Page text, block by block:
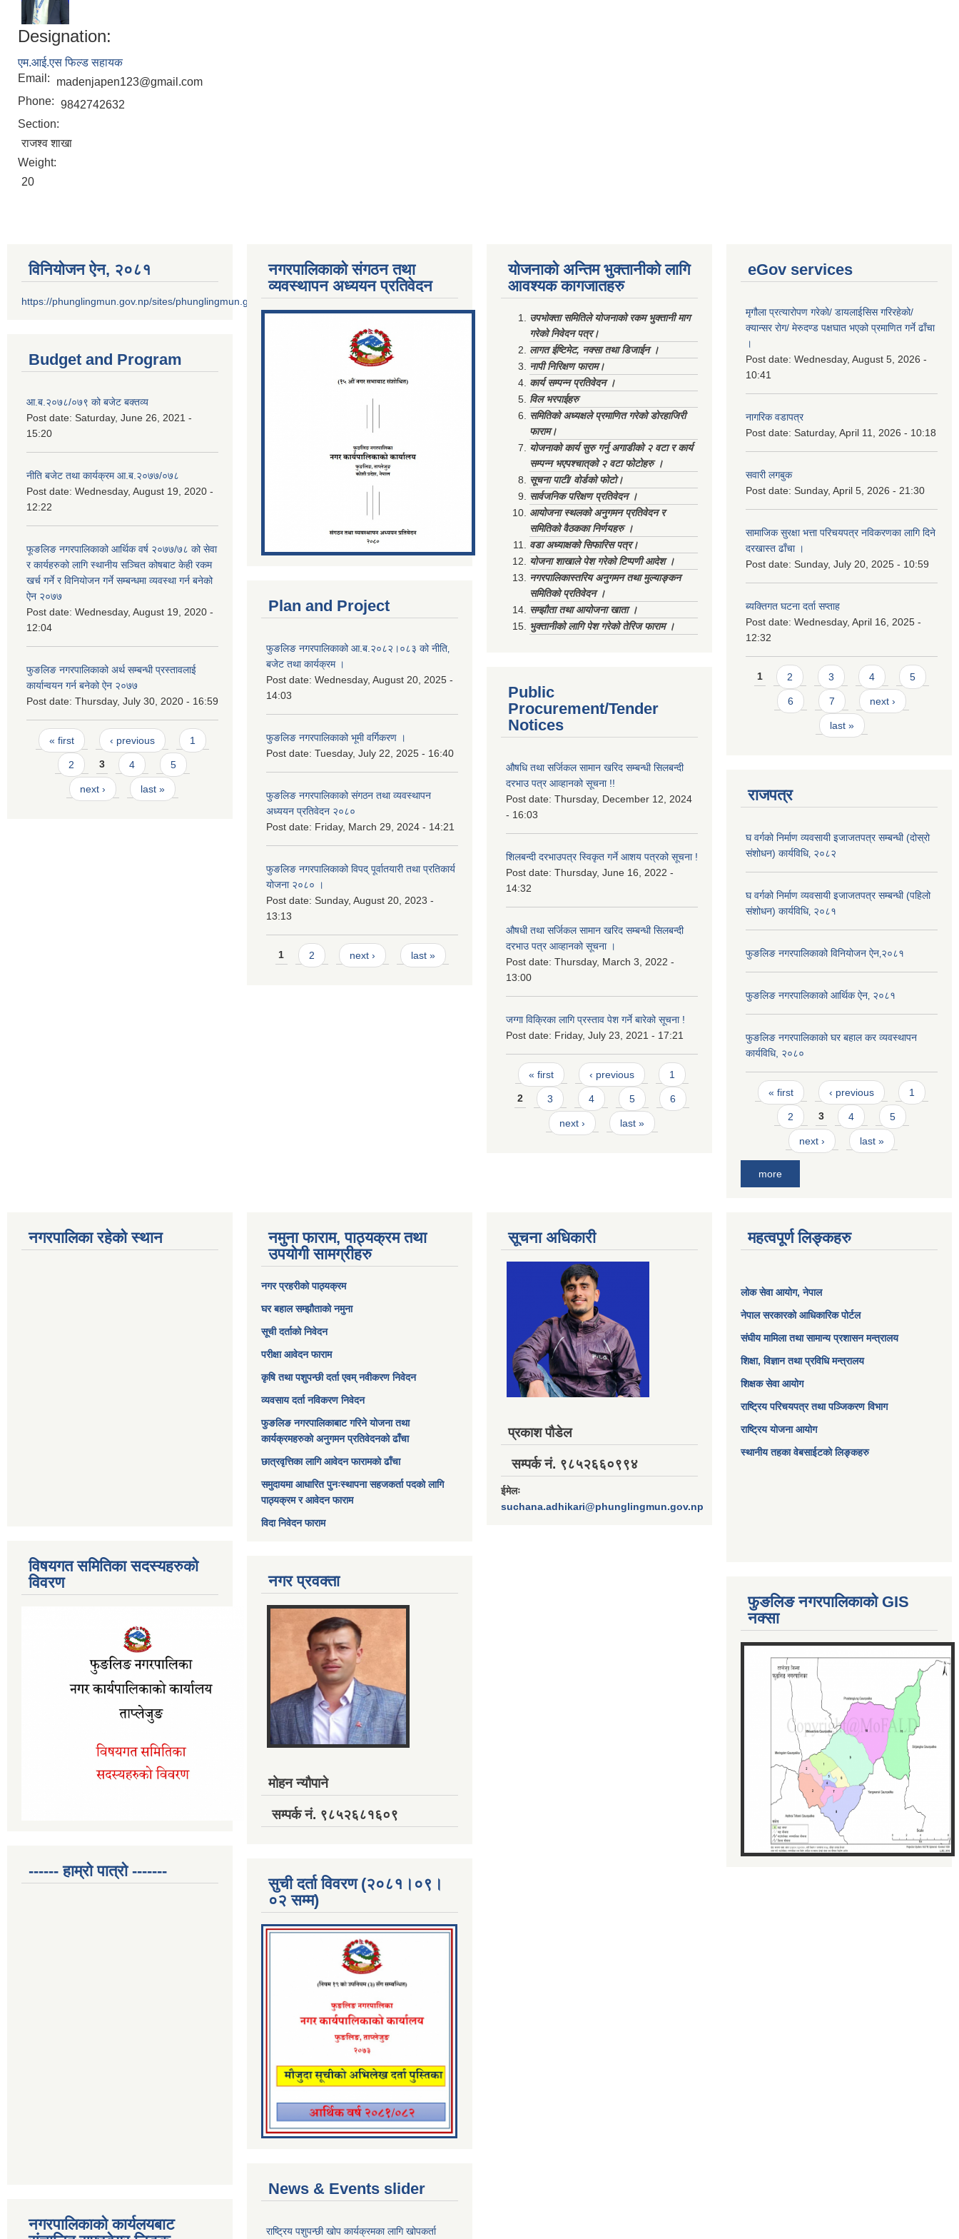
Designation:
एम.आई.एस फिल्ड सहायक
Email:
madenjapen123@gmail.com
Phone: 9842742632
Section:
राजश्व शाखा
Weight:
20
विनियोजन ऐन‚ २०८१
https://phunglingmun.gov.np/sites/phunglingmun.gov.np/files/documents/Al...
Budget and Program
आ.ब.२०७८/०७९ को बजेट बक्तव्य
Post date: Saturday, June 26, 2021 -
15:20
नीति बजेट तथा कार्यक्रम आ.ब.२०७७/०७८
Post date: Wednesday, August 19, 2020 -
12:22
फूङलिङ नगरपालिकाको आर्थिक वर्ष २०७७/७८ को सेवा
र कार्यहरुको लागि स्थानीय सञ्चित कोषबाट केही रकम
खर्च गर्ने र विनियोजन गर्ने सम्बन्धमा व्यवस्था गर्न बनेको
ऐन २०७७
Post date: Wednesday, August 19, 2020 -
12:04
फुङलिङ नगरपालिकाको अर्थ सम्बन्धी प्रस्तावलाई
कार्यान्वयन गर्न बनेको ऐन २०७७
Post date: Thursday, July 30, 2020 - 16:59
Pages
« first ‹ previous 1
2 3 4 5
next › last »
नगरपालिकाको संगठन तथा
व्यवस्थापन अध्ययन प्रतिवेदन
Plan and Project
फुङलिङ नगरपालिकाको आ.ब.२०८२।०८३ को नीति‚
बजेट तथा कार्यक्रम ।
Post date: Wednesday, August 20, 2025 -
14:03
फुङलिङ नगरपालिकाको भूमी वर्गिकरण ।
Post date: Tuesday, July 22, 2025 - 16:40
फुङलिङ नगरपालिकाको संगठन तथा व्यवस्थापन
अध्ययन प्रतिवेदन २०८०
Post date: Friday, March 29, 2024 - 14:21
फुङलिङ नगरपालिकाको विपद् पूर्वातयारी तथा प्रतिकार्य
योजना २०८० ।
Post date: Sunday, August 20, 2023 -
13:13
Pages
1 2 next › last »
योजनाको अन्तिम भुक्तानीको लागि
आवश्यक कागजातहरु
उपभोक्ता समितिले योजनाको रकम भुक्तानी माग
गरेको निवेदन पत्र।
लागत ईष्टिमेट, नक्सा तथा डिजाईन ।
नापी निरिक्षण फाराम।
कार्य सम्पन्न प्रतिवेदन ।
विल भरपाईहरु
समितिको अध्यक्षले प्रमाणित गरेको डोरहाजिरी
फाराम।
योजनाको कार्य सुरु गर्नु अगाडीको २ वटा र कार्य
सम्पन्न भएपश्चात्‌को २ वटा फोटोहरु ।
सूचना पाटी/ वोर्डको फोटो।
सार्वजनिक परिक्षण प्रतिवेदन ।
आयोजना स्थलको अनुगमन प्रतिवेदन र
समितिको वैठकका निर्णयहरु ।
वडा अध्याक्षको सिफारिस पत्र।
योजना शाखाले पेश गरेको टिप्पणी आदेश ।
नगरपालिकास्तरिय अनुगमन तथा मुल्याङ्कन
समितिको प्रतिवेदन ।
सम्झौता तथा आयोजना खाता ।
भुक्तानीको लागि पेश गरेको तेरिज फाराम ।
Public
Procurement/Tender
Notices
औषधि तथा सर्जिकल सामान खरिद सम्बन्धी सिलबन्दी
दरभाउ पत्र आव्हानको सूचना !!
Post date: Thursday, December 12, 2024
- 16:03
शिलबन्दी दरभाउपत्र स्विकृत गर्ने आशय पत्रको सूचना !
Post date: Thursday, June 16, 2022 -
14:32
औषधी तथा सर्जिकल सामान खरिद सम्बन्धी सिलबन्दी
दरभाउ पत्र आव्हानको सूचना ।
Post date: Thursday, March 3, 2022 -
13:00
जग्गा विक्रिका लागि प्रस्ताव पेश गर्ने बारेको सूचना !
Post date: Friday, July 23, 2021 - 17:21
Pages
« first ‹ previous 1
2 3 4 5 6
next › last »
eGov services
मृगौला प्रत्यारोपण गरेको/ डायलाईसिस गरिरहेको/
क्यान्सर रोग/ मेरुदण्ड पक्षघात भएको प्रमाणित गर्ने ढाँचा
।
Post date: Wednesday, August 5, 2026 -
10:41
नागरिक वडापत्र
Post date: Saturday, April 11, 2026 - 10:18
सवारी लगबुक
Post date: Sunday, April 5, 2026 - 21:30
सामाजिक सुरक्षा भत्ता परिचयपत्र नविकरणका लागि दिने
दरखास्त ढाँचा ।
Post date: Sunday, July 20, 2025 - 10:59
ब्यक्तिगत घटना दर्ता सप्ताह
Post date: Wednesday, April 16, 2025 -
12:32
Pages
1 2 3 4 5
6 7 next ›
last »
राजपत्र
घ वर्गको निर्माण व्यवसायी इजाजतपत्र सम्बन्धी (दोस्रो
संशोधन) कार्यविधि‚ २०८२
घ वर्गको निर्माण व्यवसायी इजाजतपत्र सम्बन्धी (पहिलो
संशोधन) कार्यविधि‚ २०८१
फुङलिङ नगरपालिकाको विनियोजन ऐन‚२०८१
फुङलिङ नगरपालिकाको आर्थिक ऐन‚ २०८१
फुङलिङ नगरपालिकाको घर बहाल कर व्यवस्थापन
कार्यविधि, २०८०
Pages
« first ‹ previous 1
2 3 4 5
next › last »
more
नगरपालिका रहेको स्थान
विषयगत समितिका सदस्यहरुको
विवरण
------ हाम्रो पात्रो -------
नगरपालिकाको कार्यलयबाट
नमुना फाराम, पाठ्यक्रम तथा
उपयोगी सामग्रीहरु
नगर प्रहरीको पाठ्यक्रम
घर बहाल सम्झौताको नमुना
सूची दर्ताको निवेदन
परीक्षा आवेदन फाराम
कृषि तथा पशुपन्छी दर्ता एवम् नवीकरण निवेदन
व्यवसाय दर्ता नविकरण निवेदन
फुङलिङ नगरपालिकाबाट गरिने योजना तथा
कार्यक्रमहरुको अनुगमन प्रतिवेदनको ढाँचा
छात्रवृत्तिका लागि आवेदन फारामको ढाँचा
समुदायमा आधारित पुनःस्थापना सहजकर्ता पदको लागि
पाठ्यक्रम र आवेदन फाराम
विदा निवेदन फाराम
नगर प्रवक्ता
मोहन न्यौपाने
सम्पर्क नं. ९८५२६८१६०९
सुची दर्ता विवरण (२०८१।०९।
०२ सम्म)
News & Events slider
राष्ट्रिय पशुपन्छी खोप कार्यक्रमका लागि खोपकर्ता
सूचना अधिकारी
प्रकाश पौडेल
सम्पर्क नं. ९८५२६६०९९४
ईमेलः
suchana.adhikari@phunglingmun.gov.np
महत्वपूर्ण लिङ्कहरु
लोक सेवा आयोग, नेपाल
नेपाल सरकारको आधिकारिक पोर्टल
संघीय मामिला तथा सामान्य प्रशासन मन्त्रालय
शिक्षा, विज्ञान तथा प्रविधि मन्त्रालय
शिक्षक सेवा आयोग
राष्ट्रिय परिचयपत्र तथा पञ्जिकरण विभाग
राष्ट्रिय योजना आयोग
स्थानीय तहका वेबसाईटको लिङ्कहरु
फुङलिङ नगरपालिकाको GIS
नक्सा